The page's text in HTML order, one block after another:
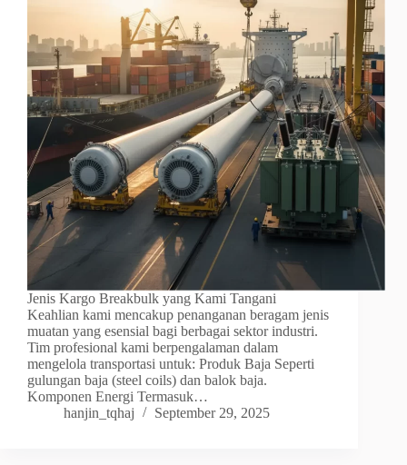
Jenis Kargo Breakbulk yang Kami Tangani
Keahlian kami mencakup penanganan beragam jenis
muatan yang esensial bagi berbagai sektor industri.
Tim profesional kami berpengalaman dalam
mengelola transportasi untuk: Produk Baja Seperti
gulungan baja (steel coils) dan balok baja.
Komponen Energi Termasuk…
hanjin_tqhaj
September 29, 2025